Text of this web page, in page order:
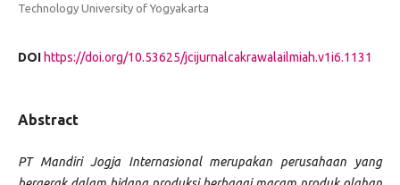
Technology University of Yogyakarta
DOI https://doi.org/10.53625/jcijurnalcakrawalailmiah.v1i6.1131
Abstract
PT Mandiri Jogja Internasional merupakan perusahaan yang